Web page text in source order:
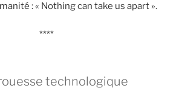
: « Nothing can take us apart ».
****
technologique